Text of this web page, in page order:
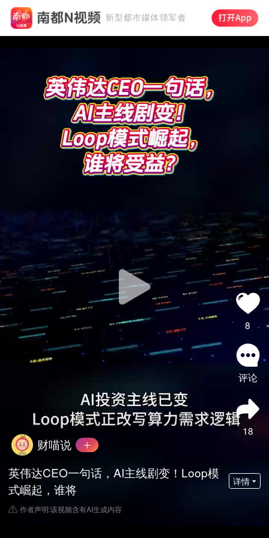
8
评论
18
财喵说
英伟达CEO一句话，AI主线剧变！Loop模
式崛起，谁将
详情
作者声明:该视频含有AI生成内容